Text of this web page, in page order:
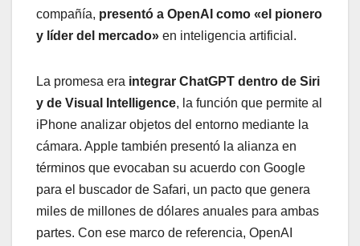
compañía, presentó a OpenAI como «el pionero
y líder del mercado» en inteligencia artificial.
La promesa era integrar ChatGPT dentro de Siri
y de Visual Intelligence, la función que permite al
iPhone analizar objetos del entorno mediante la
cámara. Apple también presentó la alianza en
términos que evocaban su acuerdo con Google
para el buscador de Safari, un pacto que genera
miles de millones de dólares anuales para ambas
partes. Con ese marco de referencia, OpenAI